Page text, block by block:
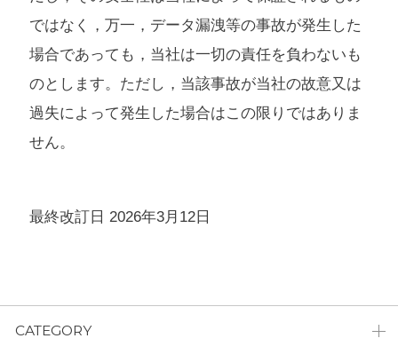
ではなく，万一，データ漏洩等の事故が発生した
場合であっても，当社は一切の責任を負わないも
のとします。ただし，当該事故が当社の故意又は
過失によって発生した場合はこの限りではありま
せん。
最終改訂日 2026年3月12日
CATEGORY